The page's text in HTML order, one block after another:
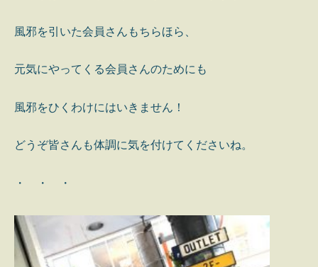
風邪を引いた会員さんもちらほら、
元気にやってくる会員さんのためにも
風邪をひくわけにはいきません！
どうぞ皆さんも体調に気を付けてくださいね。
・ ・ ・